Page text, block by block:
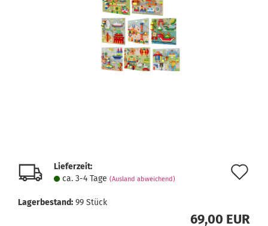
Lieferzeit:
ca. 3-4 Tage (Ausland abweichend)
Lagerbestand: 99 Stück
69,00 EUR